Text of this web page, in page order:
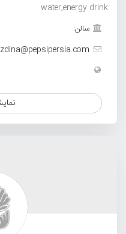
water,energy drink
سالن:
shirazdina@pepsipersia.com